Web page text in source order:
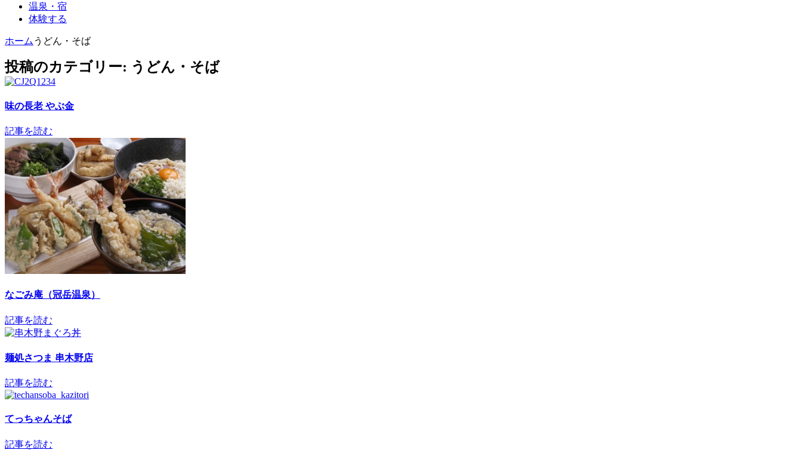
温泉・宿
体験する
ホーム うどん・そば
投稿のカテゴリー: うどん・そば
味の長老 やぶ金
記事を読む
なごみ庵（冠岳温泉）
記事を読む
麺処さつま 串木野店
記事を読む
てっちゃんそば
記事を読む